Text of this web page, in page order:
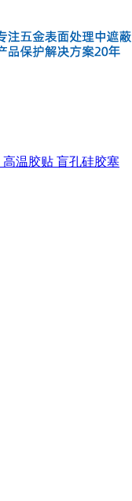
高温胶贴 盲孔硅胶塞